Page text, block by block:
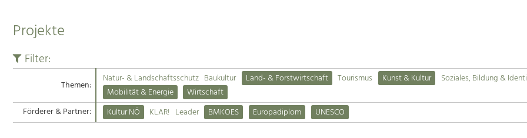
Projekte
Filter:
Themen: Natur- & Landschaftsschutz Baukultur Land- & Forstwirtschaft Tourismus Kunst & Kultur
Soziales, Bildung &
Mobilität & Energie
Wirtschaft
Förderer & Partner:
Kultur NÖ KLAR! Leader BMKOES Europadiplom UNESCO